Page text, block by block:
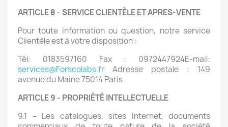
ARTICLE 8 - SERVICE CLIENTÈLE ET APRES-VENTE
Pour toute information ou question, notre service
Clientèle est à votre disposition :
Tél: 0183597160 Fax : 0972447924E-mail:
services@Forscolabs.fr Adresse postale : 149
avenue du Maine 75014 Paris
ARTICLE 9 - PROPRIÉTÉ INTELLECTUELLE
9.1 – Les catalogues, sites Internet, documents